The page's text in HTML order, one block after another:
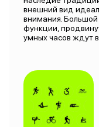
внешний вид
внимания.
функции,
умных часов ждут